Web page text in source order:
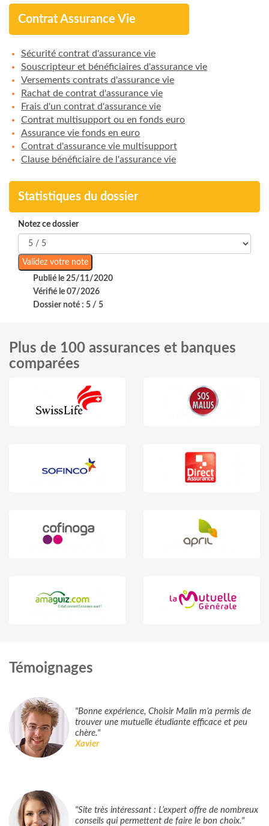
Contrat Assurance Vie
Sécurité contrat d'assurance vie
Souscripteur et bénéficiaires d'assurance vie
Versements contrats d'assurance vie
Rachat de contrat d'assurance vie
Frais d'un contrat d'assurance vie
Contrat multisupport ou en fonds euro
Assurance vie fonds en euro
Contrat d'assurance vie multisupport
Clause bénéficiaire de l'assurance vie
Statistiques du dossier
Notez ce dossier
Publié le 25/11/2020
Vérifié le 07/2026
Dossier noté : 5 / 5
Plus de 100 assurances et banques
comparées
Témoignages
"Bonne expérience, Choisir Malin m’a permis de
trouver une mutuelle étudiante efficace et peu
chère."
Xavier
"Site très intéressant : L’expert offre de nombreux
conseils qui permettent de faire le bon choix."